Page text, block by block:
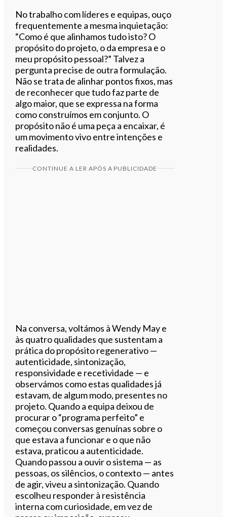
No trabalho com líderes e equipas, ouço
frequentemente a mesma inquietação:
“Como é que alinhamos tudo isto? O
propósito do projeto, o da empresa e o
meu propósito pessoal?” Talvez a
pergunta precise de outra formulação.
Não se trata de alinhar pontos fixos, mas
de reconhecer que tudo faz parte de
algo maior, que se expressa na forma
como construímos em conjunto. O
propósito não é uma peça a encaixar, é
um movimento vivo entre intenções e
realidades.
CONTINUE A LER APÓS A PUBLICIDADE
Na conversa, voltámos à Wendy May e
às quatro qualidades que sustentam a
prática do propósito regenerativo —
autenticidade, sintonização,
responsividade e recetividade — e
observámos como estas qualidades já
estavam, de algum modo, presentes no
projeto. Quando a equipa deixou de
procurar o “programa perfeito” e
começou conversas genuínas sobre o
que estava a funcionar e o que não
estava, praticou a autenticidade.
Quando passou a ouvir o sistema — as
pessoas, os silêncios, o contexto — antes
de agir, viveu a sintonização. Quando
escolheu responder à resistência
interna com curiosidade, em vez de